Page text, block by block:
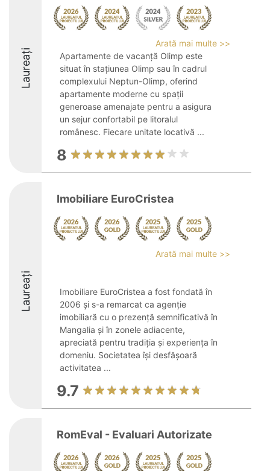
Laureați
Arată mai multe >>
Apartamente de vacanță Olimp este
situat în stațiunea Olimp sau în cadrul
complexului Neptun-Olimp, oferind
apartamente moderne cu spații
generoase amenajate pentru a asigura
un sejur confortabil pe litoralul
românesc. Fiecare unitate locativă ...
8
Laureați
Imobiliare EuroCristea
Arată mai multe >>
Imobiliare EuroCristea a fost fondată în
2006 și s-a remarcat ca agenție
imobiliară cu o prezență semnificativă în
Mangalia și în zonele adiacente,
apreciată pentru tradiția și experiența în
domeniu. Societatea își desfășoară
activitatea ...
9.7
RomEval - Evaluari Autorizate